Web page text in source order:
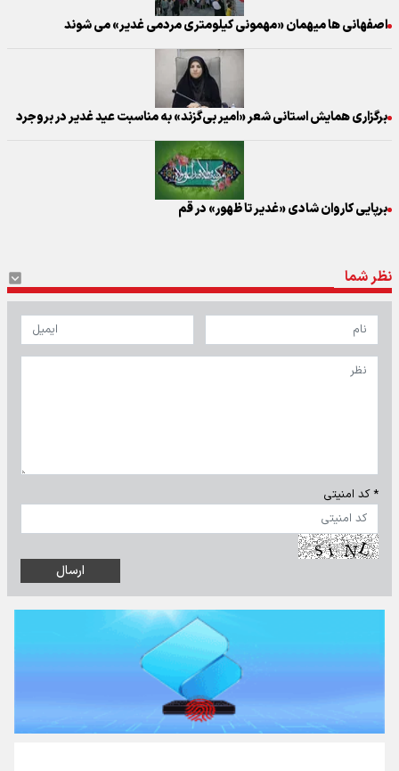
اصفهانی ها میهمان «مهمونی کیلومتری مردمی غدیر» می شوند
برگزاری همایش استانی شعر «امیر بی‌گزند» به مناسبت عید غدیر در بروجرد
برپایی کاروان شادی «غدیر تا ظهور» در قم
نظر شما
* کد امنیتی